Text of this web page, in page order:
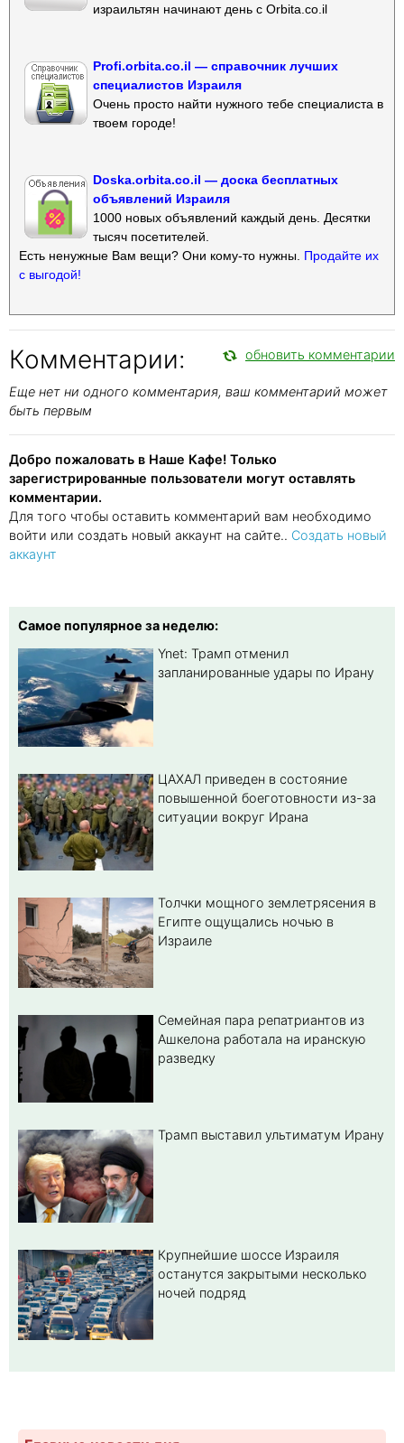
израильтян начинают день с Orbita.co.il
Profi.orbita.co.il — справочник лучших
специалистов Израиля
Очень просто найти нужного тебе специалиста в
твоем городе!
Doska.orbita.co.il — доска бесплатных
объявлений Израиля
1000 новых объявлений каждый день. Десятки
тысяч посетителей.
Есть ненужные Вам вещи? Они кому-то нужны. Продайте их
с выгодой!
Комментарии: обновить комментарии
Еще нет ни одного комментария, ваш комментарий может
быть первым
Добро пожаловать в Наше Кафе! Только
зарегистрированные пользователи могут оставлять
комментарии.
Для того чтобы оставить комментарий вам необходимо
войти или создать новый аккаунт на сайте.. Создать новый
аккаунт
Самое популярное за неделю:
Ynet: Трамп отменил
запланированные удары по Ирану
ЦАХАЛ приведен в состояние
повышенной боеготовности из-за
ситуации вокруг Ирана
Толчки мощного землетрясения в
Египте ощущались ночью в
Израиле
Семейная пара репатриантов из
Ашкелона работала на иранскую
разведку
Трамп выставил ультиматум Ирану
Крупнейшие шоссе Израиля
останутся закрытыми несколько
ночей подряд